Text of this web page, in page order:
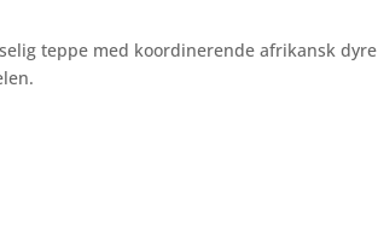
teppe med koordinerende afrikansk